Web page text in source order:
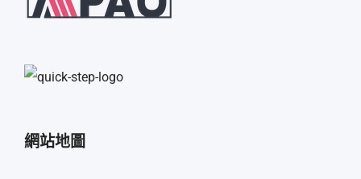
網站地圖